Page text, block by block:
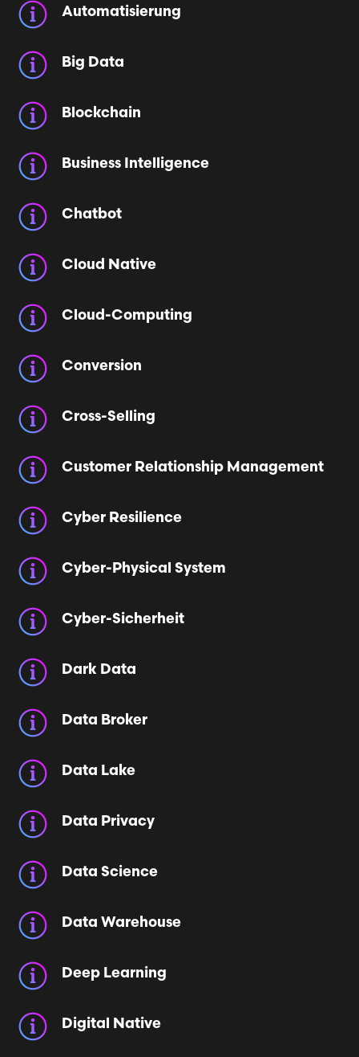
Automatisierung
Big Data
Blockchain
Business Intelligence
Chatbot
Cloud Native
Cloud-Computing
Conversion
Cross-Selling
Customer Relationship Management
Cyber Resilience
Cyber-Physical System
Cyber-Sicherheit
Dark Data
Data Broker
Data Lake
Data Privacy
Data Science
Data Warehouse
Deep Learning
Digital Native